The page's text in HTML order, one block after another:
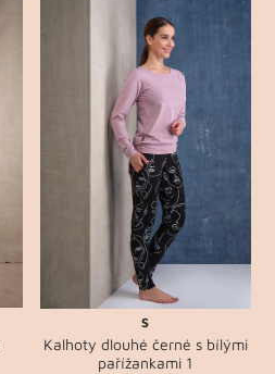
S
Kalhoty dlouhé černé s bílými
pařížankami 1